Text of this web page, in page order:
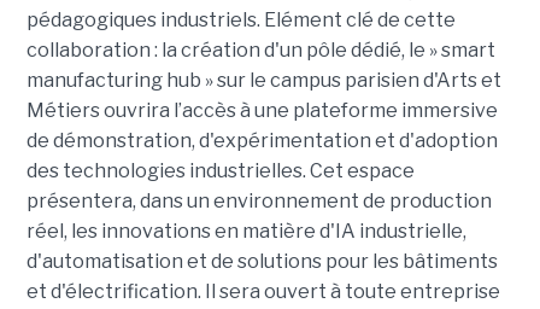
pédagogiques industriels. Elément clé de cette
collaboration : la création d'un pôle dédié, le » smart
manufacturing hub » sur le campus parisien d'Arts et
Métiers ouvrira l’accès à une plateforme immersive
de démonstration, d'expérimentation et d'adoption
des technologies industrielles. Cet espace
présentera, dans un environnement de production
réel, les innovations en matière d'IA industrielle,
d'automatisation et de solutions pour les bâtiments
et d'électrification. Il sera ouvert à toute entreprise